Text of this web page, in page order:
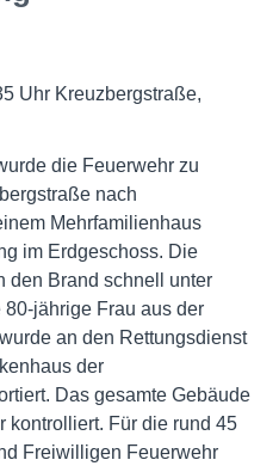
Uhr Kreuzbergstraße,
die Feuerwehr zu
nach
Mehrfamilienhaus
im Erdgeschoss. Die
den Brand schnell unter
jährige Frau aus der
an den Rettungsdienst
der
Das gesamte Gebäude
kontrolliert. Für die rund 45
Freiwilligen Feuerwehr